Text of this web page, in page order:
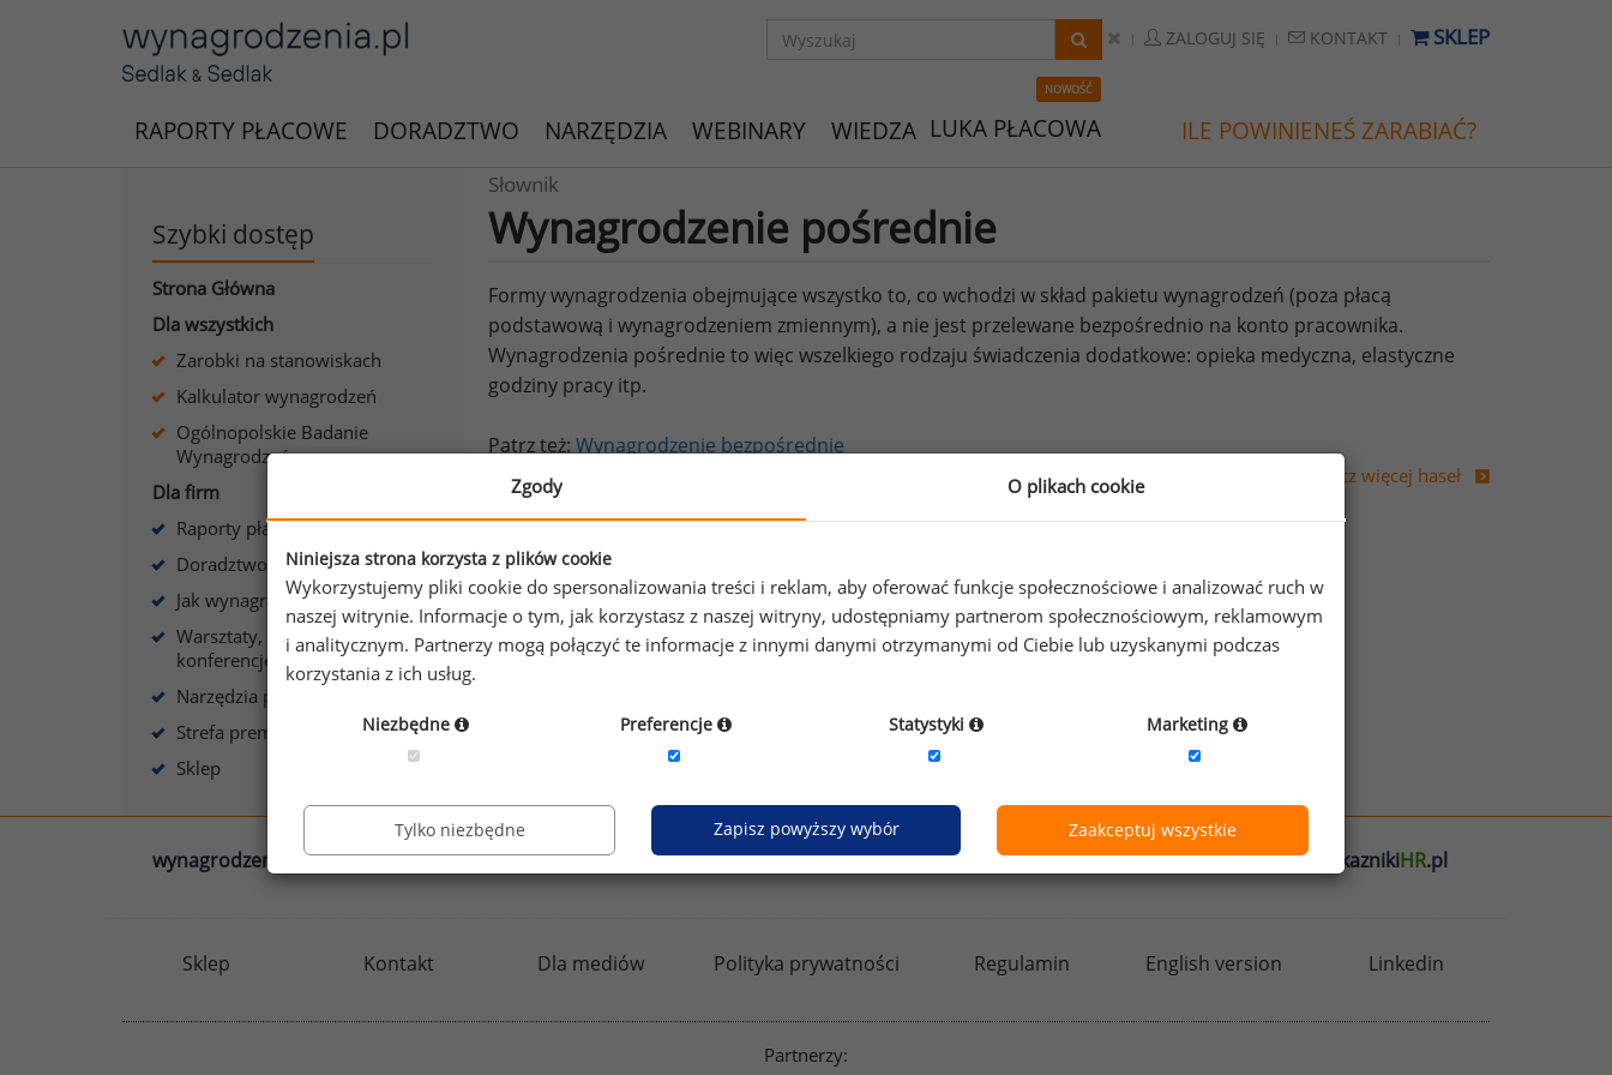
ZALOGUJ SIĘ KONTAKT SKLEP
RAPORTY PŁACOWE DORADZTWO NARZĘDZIA WEBINARY WIEDZA
NOWOŚĆ
LUKA PŁACOWA ILE POWINIENEŚ ZARABIAĆ?
Szybki dostęp
Strona Główna
Dla wszystkich
Zarobki na stanowiskach
Kalkulator wynagrodzeń
Ogólnopolskie Badanie
Wynagrodzeń
Dla firm
Raporty płacowe dla firm
Doradztwo płacowe
Jak wynagradzać?
Warsztaty, szkolenia,
konferencje
Narzędzia płacowe
Strefa premium
Sklep
Słownik
Wynagrodzenie pośrednie
Formy wynagrodzenia obejmujące wszystko to, co wchodzi w skład pakietu wynagrodzeń (poza płacą
podstawową i wynagrodzeniem zmiennym), a nie jest przelewane bezpośrednio na konto pracownika.
Wynagrodzenia pośrednie to więc wszelkiego rodzaju świadczenia dodatkowe: opieka medyczna, elastyczne
godziny pracy itp.
Patrz też: Wynagrodzenie bezpośrednie
Zobacz więcej haseł
wynagrodzenia.pl sedlak.pl kfw.sedlak.pl rynekpracy.pl raportyplacowe.pl badaniaHR.pl wskaznikiHR.pl
Sklep Kontakt Dla mediów Polityka prywatności Regulamin English version Linkedin
Partnerzy:
Zgody O plikach cookie
Niniejsza strona korzysta z plików cookie
Wykorzystujemy pliki cookie do spersonalizowania treści i reklam, aby oferować funkcje społecznościowe i analizować ruch w
naszej witrynie. Informacje o tym, jak korzystasz z naszej witryny, udostępniamy partnerom społecznościowym, reklamowym
i analitycznym. Partnerzy mogą połączyć te informacje z innymi danymi otrzymanymi od Ciebie lub uzyskanymi podczas
korzystania z ich usług.
Niezbędne Preferencje Statystyki Marketing
Tylko niezbędne Zapisz powyższy wybór Zaakceptuj wszystkie